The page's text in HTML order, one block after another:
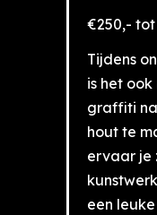
€250,-
Tijdens
is het
graffiti
hout te
ervaar je
een